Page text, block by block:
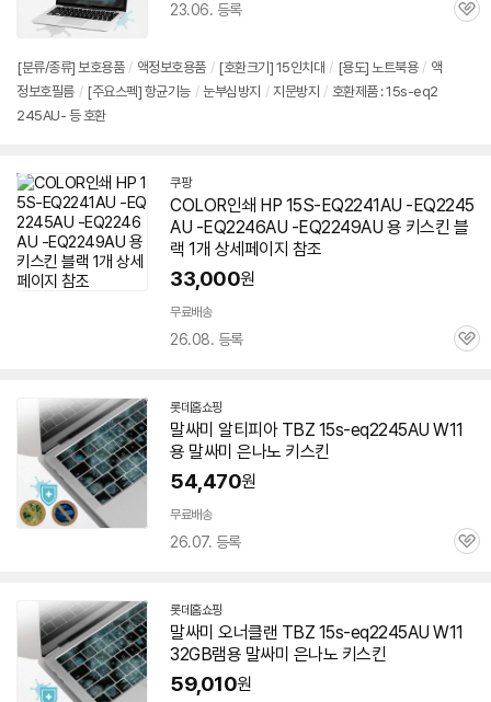
23.06. 등록
관
[분류/종류] 보호용품 / 액정보호용품 / [호환크기] 15인치대 / [용도] 노트북용 / 액
정보호필름 / [주요스펙] 항균기능 / 눈부심방지 / 지문방지 / 호환제품 : 15s-eq2
245AU- 등 호환
쿠팡
COLOR인쇄 HP 15S-EQ2241AU -EQ2245
AU -EQ2246AU -EQ2249AU 용 키스킨 블
랙 1개 상세페이지 참조
33,000원
무료배송
26.08. 등록
관
롯데홈쇼핑
말싸미 알티피아 TBZ 15s-eq2245AU W11
용 말싸미 은나노 키스킨
54,470원
무료배송
26.07. 등록
관
롯데홈쇼핑
말싸미 오너클랜 TBZ 15s-eq2245AU W11
32GB램용 말싸미 은나노 키스킨
59,010원